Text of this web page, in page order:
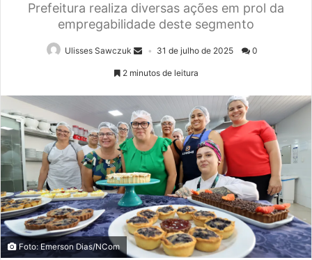
Prefeitura realiza diversas ações em prol da
empregabilidade deste segmento
Ulisses Sawczuk 31 de julho de 2025 0
2 minutos de leitura
Foto: Emerson Dias/NCom